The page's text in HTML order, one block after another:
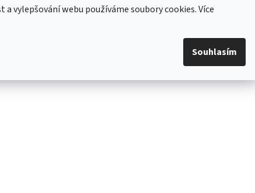
a vylepšování webu používáme soubory cookies. Více
Souhlasím